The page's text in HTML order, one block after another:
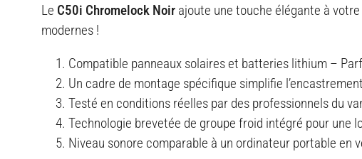
Le C50i Chromelock Noir ajoute une touche élégante à
modernes !
Compatible panneaux solaires et batteries lithium –
Un cadre de montage spécifique simplifie
Testé en conditions réelles par des professionnels du
Technologie brevetée de groupe froid intégré pour une
Niveau sonore comparable à un ordinateur portable en